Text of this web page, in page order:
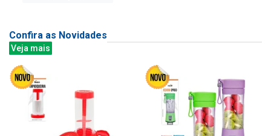
Confira as Novidades
Veja mais